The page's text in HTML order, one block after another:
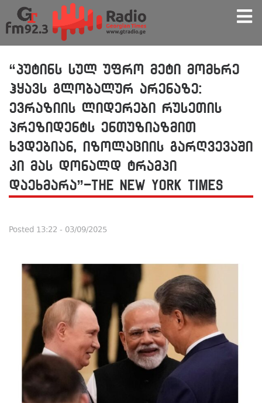
“პუტინს სულ უფრო მეტი მომხრე
ჰყავს გლობალურ არენაზე:
ევრაზიის ლიდერები რუსეთის
პრეზიდენტს ენთუზიაზმით
ხვდებიან, იზოლაციის გარღვევაში
კი მას დონალდ ტრამპი
დაეხმარა”-The New York Times
Posted 13:22 - 03/09/2025